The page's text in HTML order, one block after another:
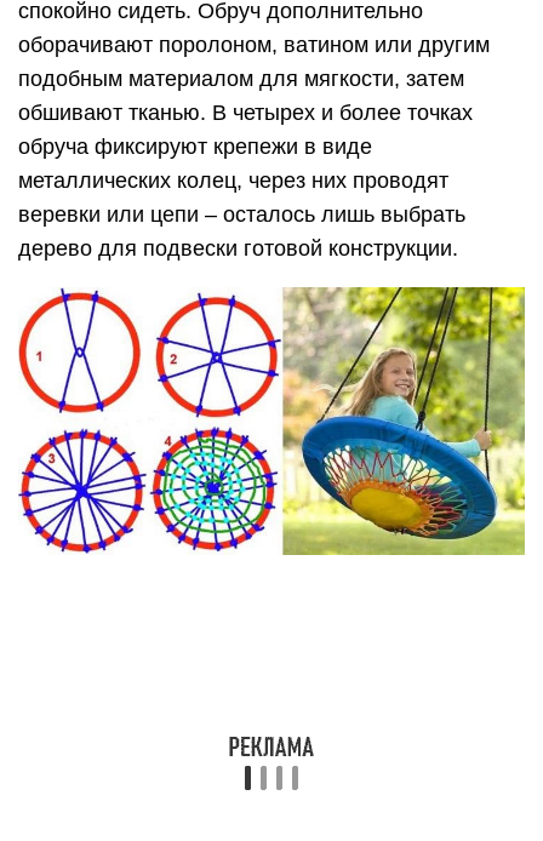
Брезентовые качели
клепки и полотнище брезента. Полотно сложите
несколько раз, прошейте по периметру. Затем
вставьте треугольники и зафиксируйте клепками.
Далее, закрепите с помощью веревок на ветке
дерева.